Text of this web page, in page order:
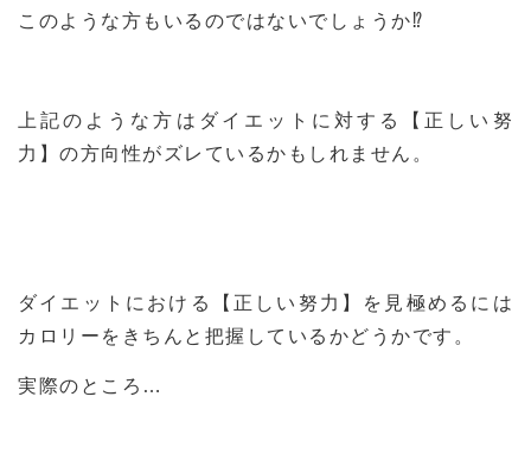
このような方もいるのではないでしょうか⁉
上記のような方はダイエットに対する【正しい努
力】の方向性がズレているかもしれません。
ダイエットにおける【正しい努力】を見極めるには
カロリーをきちんと把握しているかどうかです。
実際のところ…